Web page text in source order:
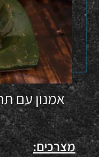
אמנון עם
מצרכים: